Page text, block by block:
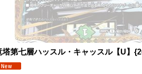
塔第七層ハッスル・キャッスル【U】